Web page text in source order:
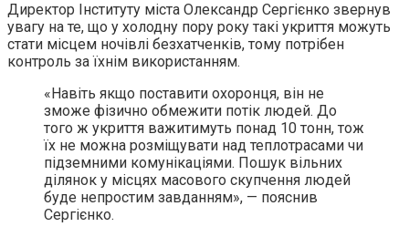
Директор Інституту міста Олександр Сергієнко звернув
увагу на те, що у холодну пору року такі укриття можуть
стати місцем ночівлі безхатченків, тому потрібен
контроль за їхнім використанням.
«Навіть якщо поставити охоронця, він не
зможе фізично обмежити потік людей. До
того ж укриття важитимуть понад 10 тонн, тож
їх не можна розміщувати над теплотрасами чи
підземними комунікаціями. Пошук вільних
ділянок у місцях масового скупчення людей
буде непростим завданням», — пояснив
Сергієнко.